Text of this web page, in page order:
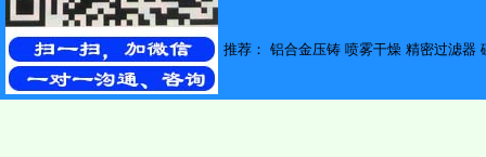
推荐： 铝合金压铸 喷雾干燥 精密过滤器